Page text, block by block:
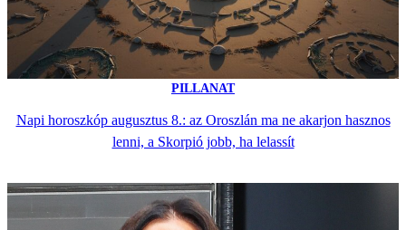
PILLANAT
Napi horoszkóp augusztus 8.: az Oroszlán ma ne akarjon hasznos
lenni, a Skorpió jobb, ha lelassít